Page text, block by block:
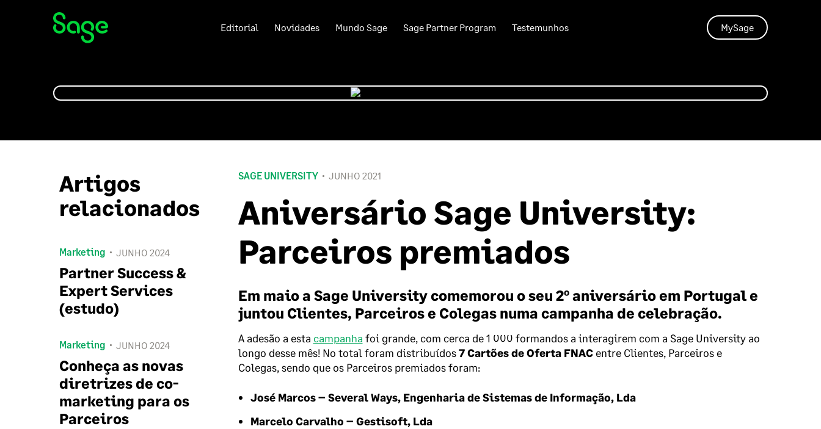
Editorial Novidades Mundo Sage Sage Partner Program Testemunhos MySage
SAGE UNIVERSITY JUNHO 2021
Aniversário Sage University:
Parceiros premiados
Em maio a Sage University comemorou o seu 2º aniversário em Portugal e
juntou Clientes, Parceiros e Colegas numa campanha de celebração.
A adesão a esta campanha foi grande, com cerca de 1 000 formandos a interagirem com a Sage University ao
longo desse mês! No total foram distribuídos7 Cartões de Oferta FNACentre Clientes, Parceiros e
Colegas, sendo que os Parceiros premiados foram:
José Marcos – Several Ways, Engenharia de Sistemas de Informação, Lda
Marcelo Carvalho – Gestisoft, Lda
Artigos
relacionados
Marketing JUNHO 2024
Partner Success &
Expert Services
(estudo)
Marketing JUNHO 2024
Conheça as novas
diretrizes de co-
marketing para os
Parceiros